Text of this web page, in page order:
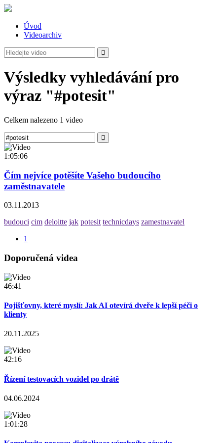
Úvod
Videoarchiv
Výsledky vyhledávání pro
výraz "#potesit"
Celkem nalezeno 1 video
1:05:06
Čím nejvíce potěšíte Vašeho budoucího
zaměstnavatele
03.11.2013
budouci cim deloitte jak potesit technicdays zamestnavatel
1
Doporučená videa
46:41
Pojišťovny, které myslí: Jak AI otevírá dveře k lepší péči o
klienty
20.11.2025
42:16
Řízení testovacích vozidel po drátě
04.06.2024
1:01:28